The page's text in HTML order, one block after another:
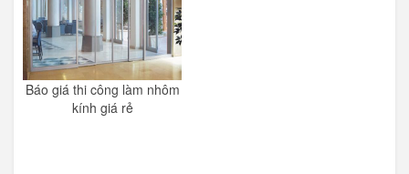
Báo giá thi công làm nhôm
kính giá rẻ